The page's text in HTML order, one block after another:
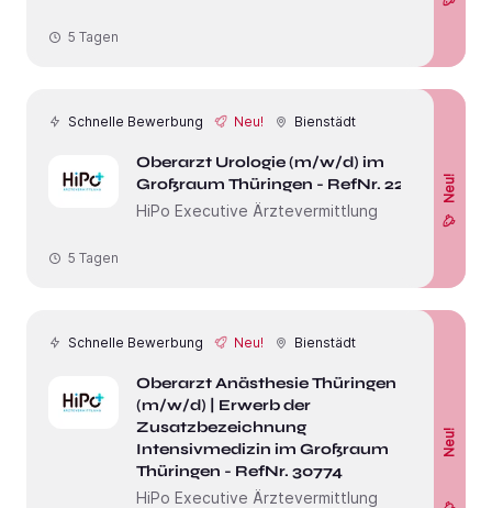
5 Tagen
Schnelle Bewerbung Neu! Bienstädt
Oberarzt Urologie (m/w/d) im
Großraum Thüringen - RefNr. 22013
HiPo Executive Ärztevermittlung
Neu!
5 Tagen
Schnelle Bewerbung Neu! Bienstädt
Oberarzt Anästhesie Thüringen
(m/w/d) | Erwerb der
Zusatzbezeichnung
Intensivmedizin im Großraum
Thüringen - RefNr. 30774
HiPo Executive Ärztevermittlung
Neu!